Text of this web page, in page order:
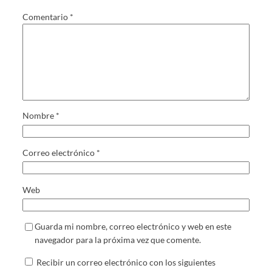
Comentario *
Nombre *
Correo electrónico *
Web
Guarda mi nombre, correo electrónico y web en este
navegador para la próxima vez que comente.
Recibir un correo electrónico con los siguientes